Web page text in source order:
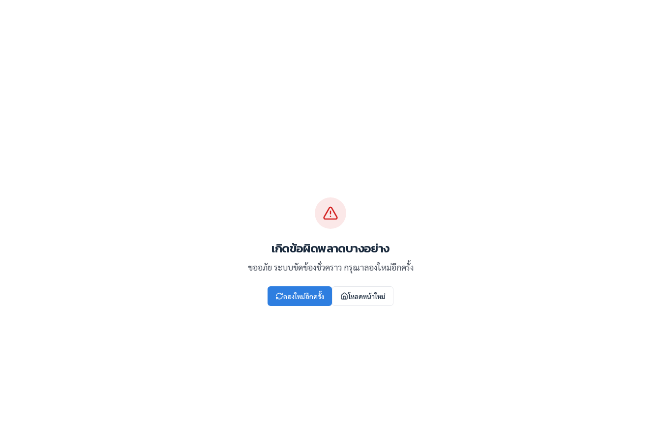
เกิดข้อผิดพลาดบางอย่าง
ขออภัย ระบบขัดข้องชั่วคราว กรุณาลองใหม่อีกครั้ง
ลองใหม่อีกครั้ง โหลดหน้าใหม่